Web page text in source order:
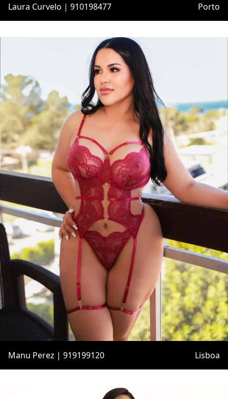
Laura Curvelo | 910198477 Porto
Manu Perez | 919199120 Lisboa